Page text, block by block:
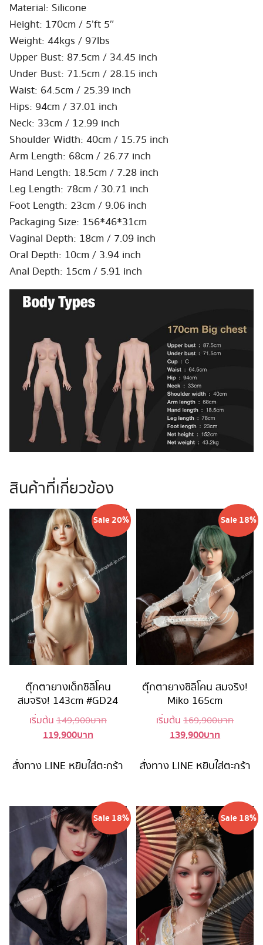
Material: Silicone
Height: 170cm / 5’ft 5″
Weight: 44kgs / 97lbs
Upper Bust: 87.5cm / 34.45 inch
Under Bust: 71.5cm / 28.15 inch
Waist: 64.5cm / 25.39 inch
Hips: 94cm / 37.01 inch
Neck: 33cm / 12.99 inch
Shoulder Width: 40cm / 15.75 inch
Arm Length: 68cm / 26.77 inch
Hand Length: 18.5cm / 7.28 inch
Leg Length: 78cm / 30.71 inch
Foot Length: 23cm / 9.06 inch
Packaging Size: 156*46*31cm
Vaginal Depth: 18cm / 7.09 inch
Oral Depth: 10cm / 3.94 inch
Anal Depth: 15cm / 5.91 inch
สินค้าที่เกี่ยวข้อง
Sale 20%
ตุ๊กตายางเด็กซิลิโคน
สมจริง! 143cm #GD24
เริ่มต้น 149,900บาทOriginal
149,900 บาท.
119,900บาทCurrent
is:
สั่งทาง LINE หยิบใส่ตะกร้า
Sale 18%
ตุ๊กตายางซิลิโคน สมจริง!
Miko 165cm
เริ่มต้น169,900บาท
139,900บาท
is:
สั่งทาง LINE หยิบใส่ตะกร้า
Sale 18% Sale 18%